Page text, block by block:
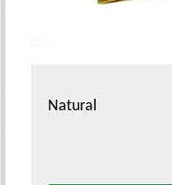
Natural